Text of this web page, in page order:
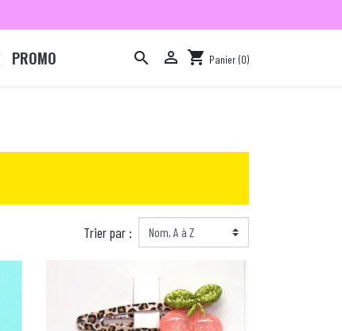
PROMO   shopping_cart Panier (0)
Trier par :